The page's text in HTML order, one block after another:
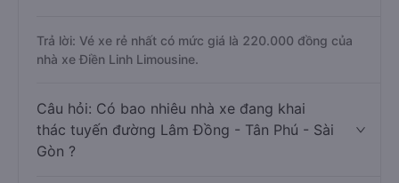
Trả lời: Vé xe rẻ nhất có mức giá là 220.000 đồng của
nhà xe Điền Linh Limousine.
Câu hỏi: Có bao nhiêu nhà xe đang khai
thác tuyến đường Lâm Đồng - Tân Phú - Sài
Gòn ?